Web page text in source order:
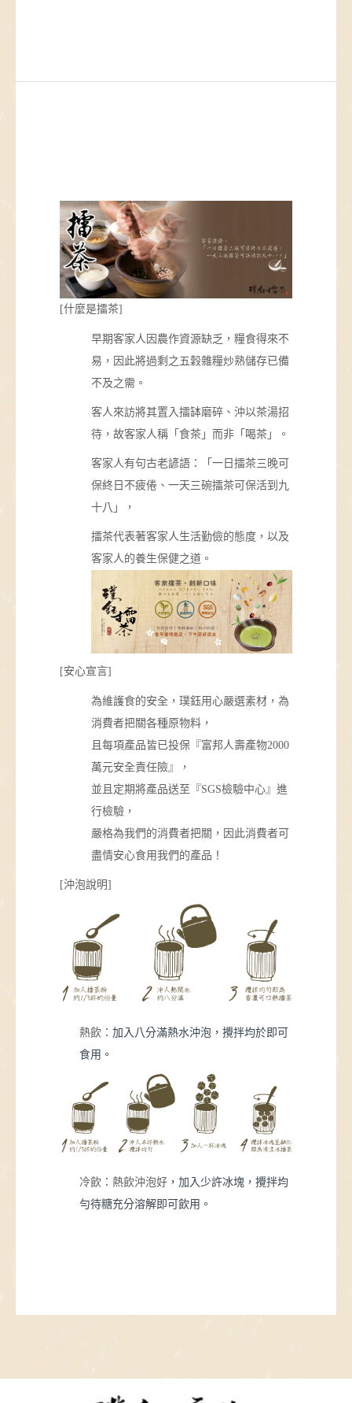
[什麼是擂茶]
早期客家人因農作資源缺乏，糧食得來不
易，因此將過剩之五穀雜糧炒熟儲存已備
不及之需。
客人來訪將其置入擂缽磨碎、沖以茶湯招
待，故客家人稱「食茶」而非「喝茶」。
客家人有句古老諺語：「一日擂茶三晚可
保終日不疲倦、一天三碗擂茶可保活到九
十八」，
擂茶代表著客家人生活勤儉的態度，以及
客家人的養生保健之道。
[安心宣言]
為維護食的安全，璞鈺用心嚴選素材，為
消費者把關各種原物料，
且每項產品皆已投保『富邦人壽產物2000
萬元安全責任險』，
並且定期將產品送至『SGS檢驗中心』進
行檢驗，
嚴格為我們的消費者把關，因此消費者可
盡情安心食用我們的產品！
[沖泡說明]
熱飲： 加入八分滿熱水沖泡，攪拌均於即可
食用。
冷飲： 熱飲沖泡好 ，加入少許冰塊，攪拌均
勻待糖充分溶解即可飲用。